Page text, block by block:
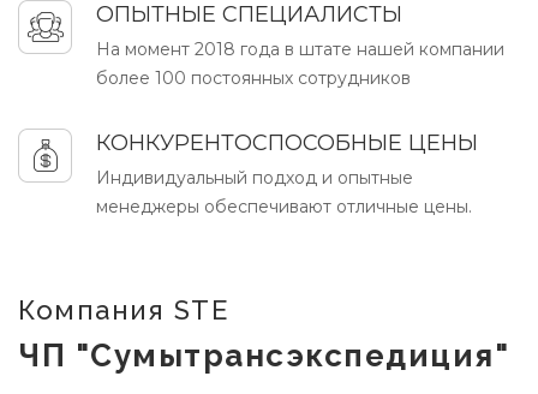
ОПЫТНЫЕ СПЕЦИАЛИСТЫ
На момент 2018 года в штате нашей компании
более 100 постоянных сотрудников
КОНКУРЕНТОСПОСОБНЫЕ ЦЕНЫ
Индивидуальный подход и опытные
менеджеры обеспечивают отличные цены.
Компания STE
ЧП "Сумытрансэкспедиция"